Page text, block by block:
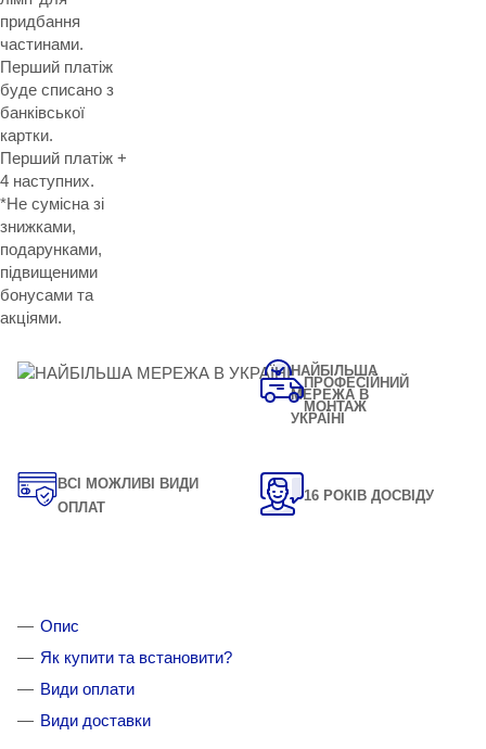
придбання
частинами.
Перший платіж
буде списано з
банківської
картки.
Перший платіж +
4 наступних.
*Не сумісна зі
знижками,
подарунками,
підвищеними
бонусами та
акціями.
НАЙБІЛЬША
МЕРЕЖА В
УКРАЇНІ
ПРОФЕСІЙНИЙ
МОНТАЖ
ВСІ МОЖЛИВІ ВИДИ
ОПЛАТ
16 РОКІВ ДОСВІДУ
Опис
Як купити та встановити?
Види оплати
Види доставки